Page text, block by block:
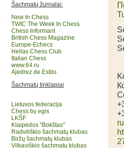
Šachmatų žurnalai:
New In Chess
TWIC The Week In Chess
Chess Informant
British Chess Magazine
Europe-Echecs
Hellas Chess Club
Italian Chess
www.64.ru
Ajedrez de Estilo
Šachmatų tinklapiai
Lietuvos federacija
Chess by egis
LKŠF
Klaipėdos "Bokštas"
Radviliškio šachmatų klubas
Biržų šachmatų klubas
Vilkaviškio šachmatų klubas